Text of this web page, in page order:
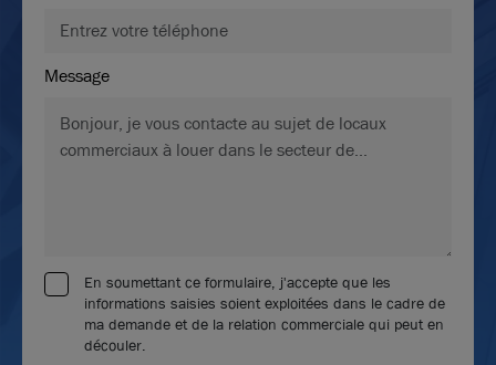
Message
En soumettant ce formulaire, j'accepte que les
informations saisies soient exploitées dans le cadre de
ma demande et de la relation commerciale qui peut en
découler.